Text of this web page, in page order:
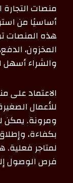
منصات
أساسيًا من
هذه المنصات
المخزون،
والشراء أسهل
الاعتماد على
للأعمال
ومرونة. يمكن
بكفاءة،
لمتاجر فعلية.
فرص الوصول